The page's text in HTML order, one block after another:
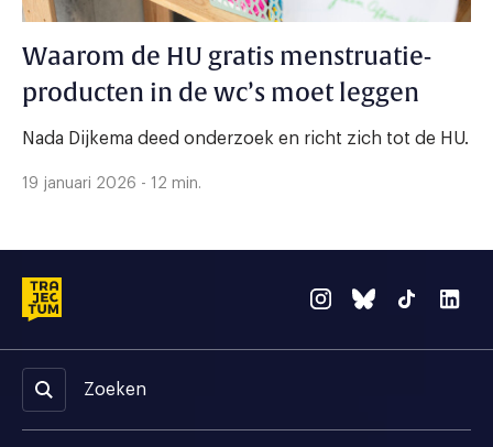
Waarom de HU gratis menstruatie-
producten in de wc’s moet leggen
Nada Dijkema deed onderzoek en richt zich tot de HU.
19 januari 2026 - 12 min.
Zoeken